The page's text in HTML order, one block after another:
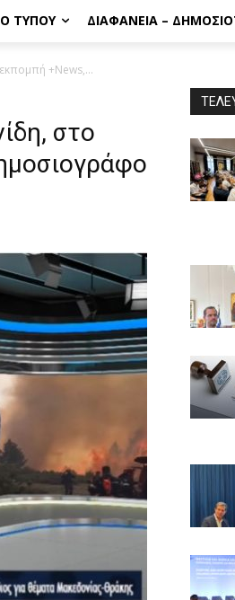
ΤΎΠΟΥ ΔΙΑΦΆΝΕΙΑ –
+News,...
στο